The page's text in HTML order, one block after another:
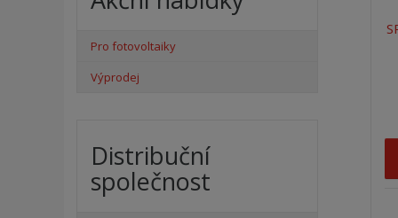
Pro fotovoltaiky
Výprodej
Distribuční
společnost